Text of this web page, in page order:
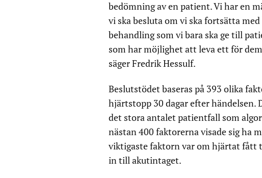
bedömning av en patient. Vi har en
vi ska besluta om vi ska fortsätta
behandling som vi bara ska ge till
som har möjlighet att leva ett för
säger Fredrik Hessulf.
Beslutstödet baseras på 393 olika
hjärtstopp 30 dagar efter händelsen.
det stora antalet patientfall som
nästan 400 faktorerna visade sig ha
viktigaste faktorn var om hjärtat fått
in till akutintaget.